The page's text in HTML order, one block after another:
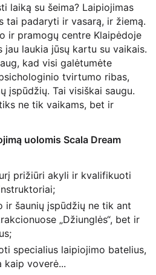
laiką su šeima? Laipiojimas
tai padaryti ir vasarą, ir žiemą.
ir pramogų centre Klaipėdoje
laukia jūsų kartu su vaikais.
kad visi galėtumėte
tvirtumo ribas,
įspūdžių. Tai visiškai saugu.
ne tik vaikams, bet ir
uolomis Scala Dream
prižiūri akyli ir kvalifikuoti
ir šaunių įspūdžių ne tik ant
„Džiunglės“, bet ir
specialius laipiojimo batelius,
kaip voverė...